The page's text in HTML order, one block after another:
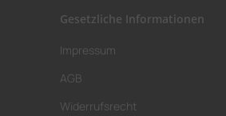
Gesetzliche Informationen
Impressum
AGB
Widerrufsrecht